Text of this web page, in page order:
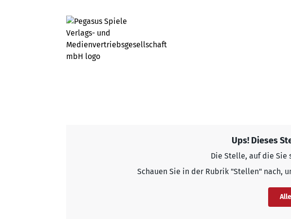
Ups! Dieses
Die Stelle, auf die Sie
Schauen Sie in der Rubrik "Stellen" nach,